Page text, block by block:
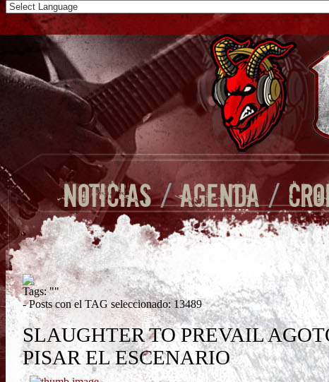
NOTICIAS/AGENDA/
Tags:""
- Posts con el TAG seleccionado: 13489
SLAUGHTER TO PREVAIL
PISAR EL ESCENARIO